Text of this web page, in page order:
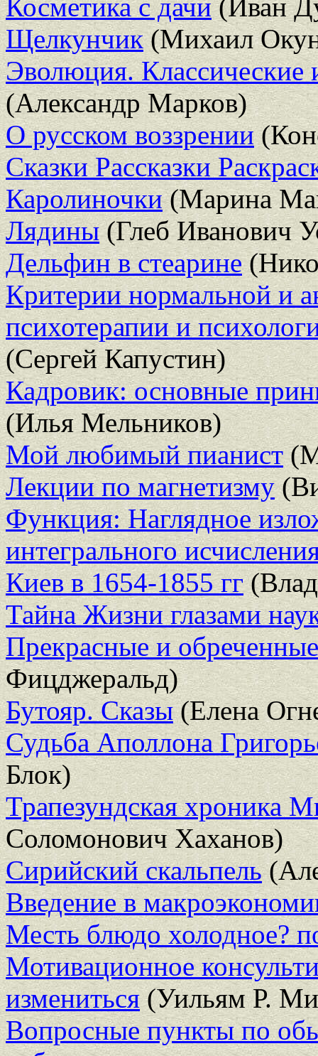
Косметика с дачи(Иван
Щелкунчик(Михаил
Эволюция. Классические
(Александр Марков)
О русском воззрении
Сказки Рассказки
Каролиночки(Марина
Лядины(Глеб Иванович
Дельфин в стеарине
Критерии нормальной и
психотерапии и
(Сергей Капустин)
Кадровик: основные
(Илья Мельников)
Мой любимый пианист
Лекции по магнетизму
Функция: Наглядное
интегрального
Киев в 1654-1855 гг
Тайна Жизни глазами
Прекрасные и обреченные
Фицджеральд)
Бутояр. Сказы(Елена
Судьба Аполлона
Блок)
Трапезундская хроника
Соломонович Хаханов)
Сирийский скальпель
Введение в
Месть блюдо холодное?
Мотивационное
измениться(Уильям Р.
Вопросные пункты по